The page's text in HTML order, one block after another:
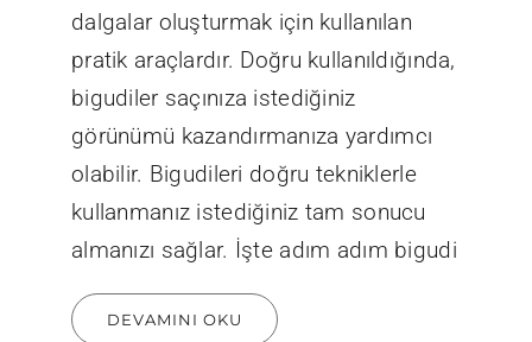
dalgalar oluşturmak için kullanılan
pratik araçlardır. Doğru kullanıldığında,
bigudiler saçınıza istediğiniz
görünümü kazandırmanıza yardımcı
olabilir. Bigudileri doğru tekniklerle
kullanmanız istediğiniz tam sonucu
almanızı sağlar. İşte adım adım bigudi
DEVAMINI OKU